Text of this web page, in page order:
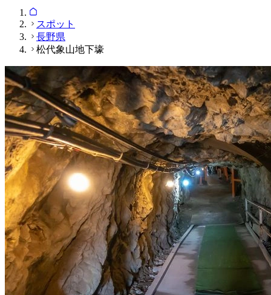
スポット
長野県
松代象山地下壕